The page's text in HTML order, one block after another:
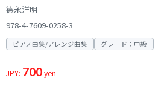
德永洋明
978-4-7609-0258-3
ピアノ曲集/アレンジ曲集 グレード：中級
JPY: 700yen